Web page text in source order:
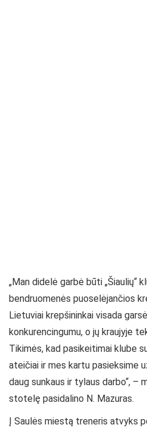
„Man didelė garbė būti „Šiaulių“
bendruomenės puoselėjančios
Lietuviai krepšininkai visada
konkurencingumu, o jų kraujyje
Tikimės, kad pasikeitimai klube
ateičiai ir mes kartu pasieksime
daug sunkaus ir tylaus darbo“, –
stotelę pasidalino N. Mazuras.
Į Saulės miestą treneris atvyks